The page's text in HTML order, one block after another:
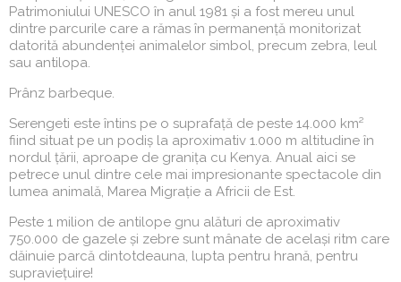
Patrimoniului UNESCO în anul 1981 și a fost mereu unul
dintre parcurile care a rămas în permanență monitorizat
datorită abundenței animalelor simbol, precum zebra, leul
sau antilopa.
Prânz barbeque.
Serengeti este întins pe o suprafață de peste 14.000 km²
fiind situat pe un podiș la aproximativ 1.000 m altitudine în
nordul țării, aproape de granița cu Kenya. Anual aici se
petrece unul dintre cele mai impresionante spectacole din
lumea animală, Marea Migrație a Africii de Est.
Peste 1 milion de antilope gnu alături de aproximativ
750.000 de gazele și zebre sunt mânate de același ritm care
dăinuie parcă dintotdeauna, lupta pentru hrană, pentru
supraviețuire!